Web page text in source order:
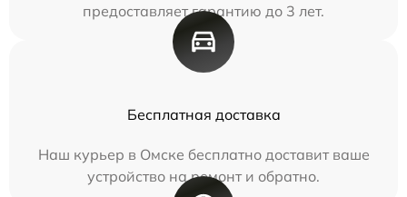
предоставляет гарантию до 3 лет.
Бесплатная доставка
Наш курьер в Омске бесплатно доставит ваше
устройство на ремонт и обратно.